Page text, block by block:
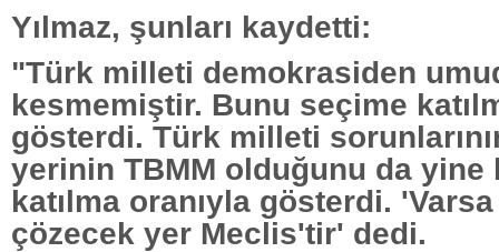
Yılmaz, şunları kaydetti:
"Türk milleti demokrasiden
kesmemiştir. Bunu seçime
gösterdi. Türk milleti
yerinin TBMM olduğunu da yine
katılma oranıyla gösterdi.
çözecek yer Meclis'tir' dedi.